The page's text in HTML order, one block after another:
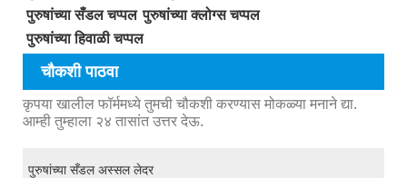
पुरुषांच्या सँडल चप्पल पुरुषांच्या क्लोग्स चप्पल
पुरुषांच्या हिवाळी चप्पल
चौकशी पाठवा
कृपया खालील फॉर्ममध्ये तुमची चौकशी करण्यास मोकळ्या मनाने द्या.
आम्ही तुम्हाला २४ तासांत उत्तर देऊ.